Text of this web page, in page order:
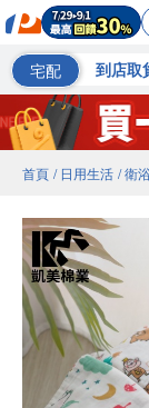
宅配 到店取
首頁 / 日用生活 / 衛